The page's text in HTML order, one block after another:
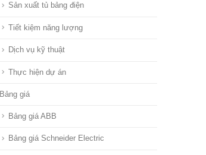
Sản xuất tủ bảng điện
Tiết kiệm năng lượng
Dịch vụ kỹ thuật
Thực hiện dự án
Bảng giá
Bảng giá ABB
Bảng giá Schneider Electric